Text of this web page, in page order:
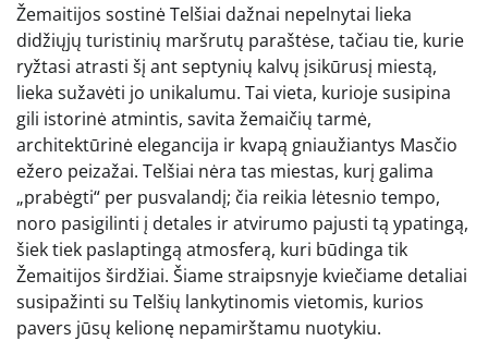
Žemaitijos sostinė Telšiai dažnai nepelnytai lieka
didžiųjų turistinių maršrutų paraštėse, tačiau tie, kurie
ryžtasi atrasti šį ant septynių kalvų įsikūrusį miestą,
lieka sužavėti jo unikalumu. Tai vieta, kurioje susipina
gili istorinė atmintis, savita žemaičių tarmė,
architektūrinė elegancija ir kvapą gniaužiantys Masčio
ežero peizažai. Telšiai nėra tas miestas, kurį galima
„prabėgti“ per pusvalandį; čia reikia lėtesnio tempo,
noro pasigilinti į detales ir atvirumo pajusti tą ypatingą,
šiek tiek paslaptingą atmosferą, kuri būdinga tik
Žemaitijos širdžiai. Šiame straipsnyje kviečiame detaliai
susipažinti su Telšių lankytinomis vietomis, kurios
pavers jūsų kelionę nepamirštamu nuotykiu.